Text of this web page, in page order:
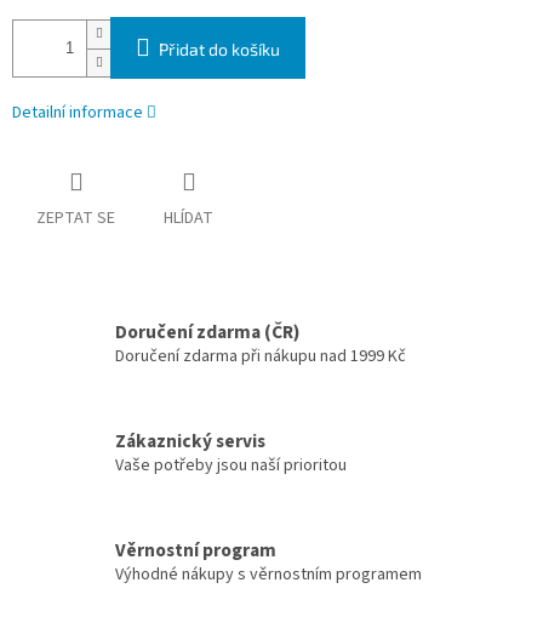
Přidat do košíku
Detailní informace
ZEPTAT SE HLÍDAT
Doručení zdarma (ČR)
Doručení zdarma při nákupu nad 1999 Kč
Zákaznický servis
Vaše potřeby jsou naší prioritou
Věrnostní program
Výhodné nákupy s věrnostním programem